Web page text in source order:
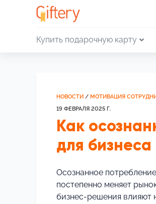
Купить подарочную карту
НОВОСТИ / МОТИВАЦИЯ
19 ФЕВРАЛЯ 2025 Г.
Как
для бизнеса
Осознанное
постепенно меняет
бизнес-решения влияют